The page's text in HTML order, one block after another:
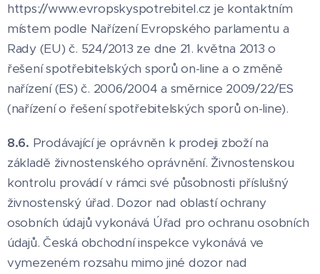
https://www.evropskyspotrebitel.cz je kontaktním
místem podle Nařízení Evropského parlamentu a
Rady (EU) č. 524/2013 ze dne 21. května 2013 o
řešení spotřebitelských sporů on-line a o změně
nařízení (ES) č. 2006/2004 a směrnice 2009/22/ES
(nařízení o řešení spotřebitelských sporů on-line).
8.6. Prodávající je oprávněn k prodeji zboží na
základě živnostenského oprávnění. Živnostenskou
kontrolu provádí v rámci své působnosti příslušný
živnostenský úřad. Dozor nad oblastí ochrany
osobních údajů vykonává Úřad pro ochranu osobních
údajů. Česká obchodní inspekce vykonává ve
vymezeném rozsahu mimo jiné dozor nad